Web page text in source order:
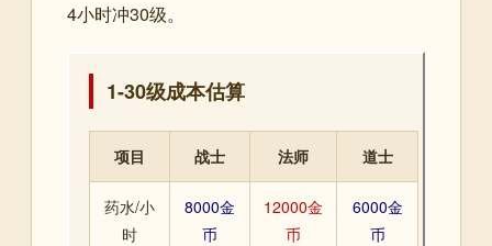
4小时冲30级。
1-30级成本估算
项目 战士 法师 道士
药水/小
时
8000金
币
12000金
币
6000金
币